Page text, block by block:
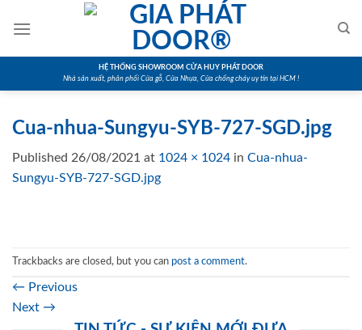
HỆ THỐNG SHOWROOM CỬA HUY PHÁT DOOR
Nhà sản xuất, phân phối Cửa gỗ, Cửa Nhựa, Cửa chống cháy uy tín tại HCM !
Cua-nhua-Sungyu-SYB-727-SGD.jpg
Published 26/08/2021 at 1024 × 1024 in Cua-nhua-
Sungyu-SYB-727-SGD.jpg
Trackbacks are closed, but you can post a comment.
← Previous
Next →